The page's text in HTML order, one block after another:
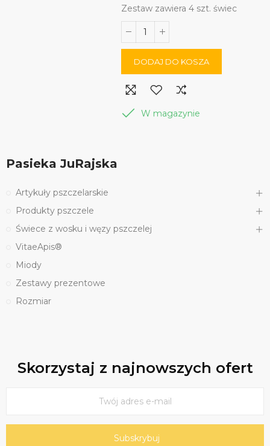
Zestaw zawiera 4 szt. świec
DODAJ DO KOSZA
W magazynie
Pasieka JuRajska
Artykuły pszczelarskie
Produkty pszczele
Świece z wosku i węzy pszczelej
VitaeApis®
Miody
Zestawy prezentowe
Rozmiar
Skorzystaj z najnowszych ofert
Subskrybuj